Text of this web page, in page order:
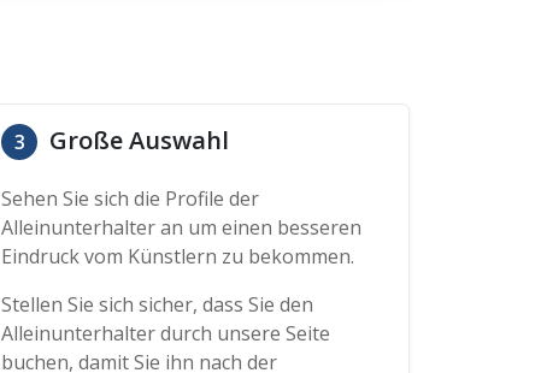
3 Große Auswahl
Sehen Sie sich die Profile der
Alleinunterhalter an um einen besseren
Eindruck vom Künstlern zu bekommen.
Stellen Sie sich sicher, dass Sie den
Alleinunterhalter durch unsere Seite
buchen, damit Sie ihn nach der